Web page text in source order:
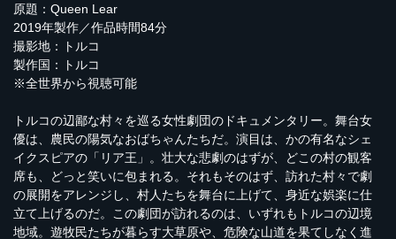
原題：Queen Lear
2019年製作／作品時間84分
撮影地：トルコ
製作国：トルコ
※全世界から視聴可能
トルコの辺鄙な村々を巡る女性劇団のドキュメンタリー。舞台女
優は、農民の陽気なおばちゃんたちだ。演目は、かの有名なシェ
イクスピアの「リア王」。壮大な悲劇のはずが、どこの村の観客
席も、どっと笑いに包まれる。それもそのはず、訪れた村々で劇
の展開をアレンジし、村人たちを舞台に上げて、身近な娯楽に仕
立て上げるのだ。この劇団が訪れるのは、いずれもトルコの辺境
地域。遊牧民たちが暮らす大草原や、危険な山道を果てしなく進